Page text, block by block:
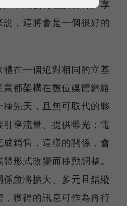
，然後傳產廣告客戶享
，這將會是一個很好的
在一個絕對相同的立基
都架構在數位媒體網絡
先天，且無可取代的夥
導流量、提供曝光；電
銷售，這樣的關係，會
形式改變而移動調整。
愈將擴大、多元且錯縱
獲得的訊息可作為再行